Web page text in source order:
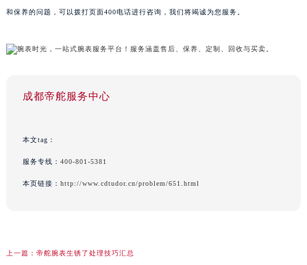
和保养的问题，可以拨打页面400电话进行咨询，我们将竭诚为您服务。
成都帝舵服务中心
本文tag：
服务专线： 400-801-5381
本页链接： http://www.cdtudor.cn/problem/651.html
上一篇： 帝舵腕表生锈了处理技巧汇总